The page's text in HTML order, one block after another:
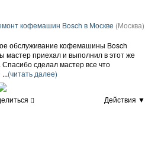
кофемашин Bosch в Москве (Москва)
обслуживание кофемашины Bosch
мастер приехал и выполнил в этот же
сделал мастер все что
(читать далее)
Действия ▼